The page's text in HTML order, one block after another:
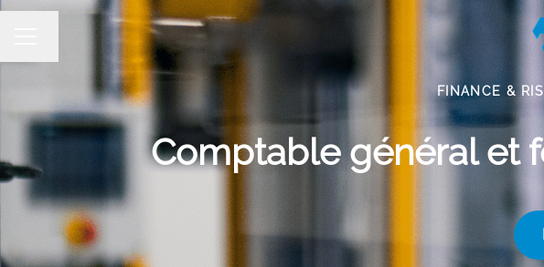
Menu carrière
Changer la langue
FINANCE &
Comptable général et